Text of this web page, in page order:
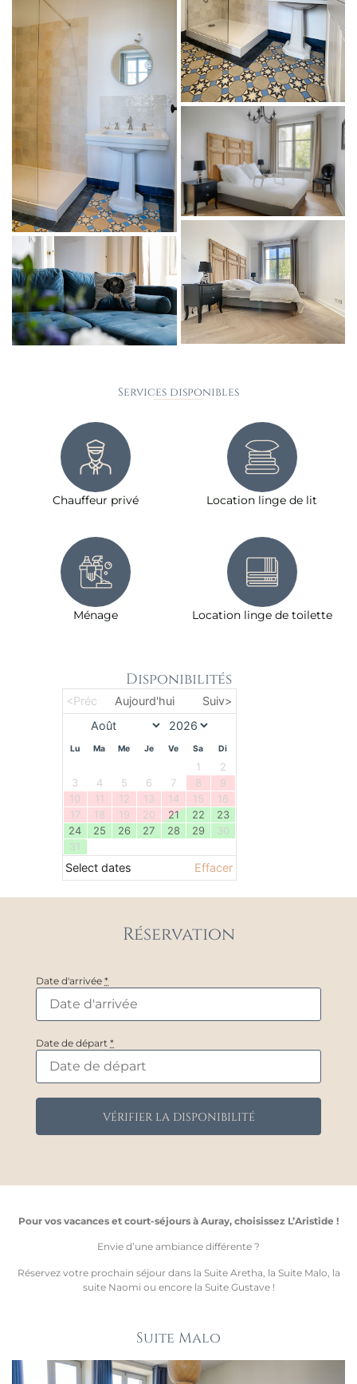
Services disponibles
Chauffeur privé Location linge de lit
Ménage Location linge de toilette
Réservation
Date d'arrivée *
Date de départ *
Disponibilités
<Préc Aujourd'hui Suiv>
Lu Ma Me Je Ve Sa Di
1
2
3
4 5 6 7 8
9
10
11 12 13 14 15
16
17
18 19 20 21 22
23
24
25 26 27 28 29
30
31
Select dates Effacer
Pour vos vacances et court-séjours à Auray, choisissez L’Aristide !
Envie d’une ambiance différente ?
Réservez votre prochain séjour dans la Suite Aretha, la Suite Malo, la
suite Naomi ou encore la Suite Gustave !
Suite Malo